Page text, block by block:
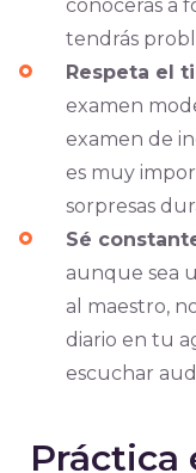
conocerás a
tendrás
Respeta el
examen
examen de
es muy
sorpresas
Sé
aunque sea
al maestro,
diario en tu
escuchar
Práctica